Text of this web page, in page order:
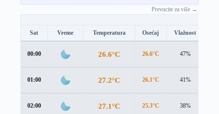
Prevucite za više →
Sat Vreme Temperatura Osećaj Vlažnost
00:00 26.6°C 26.6°C 47%
01:00 27.2°C 26.1°C 41%
02:00 27.1°C 25.3°C 38%